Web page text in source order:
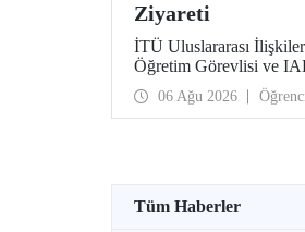
Ziyareti
İTÜ Uluslararası
Öğretim Görevlisi ve
Sorumlusu Cahit Okan,
birliğini geliştirmek
tarihlerinde ABD’de
06 Ağu 2026
Tüm Haberler